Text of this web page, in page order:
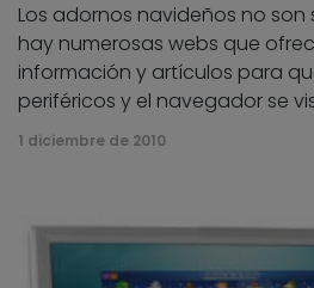
Los adornos navideños no son
hay numerosas webs que
información y artículos para
periféricos y el navegador se
1 diciembre de 2010